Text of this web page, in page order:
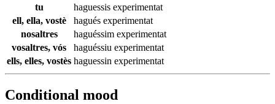
tu
haguessis experimentat
ell, ella, vostè
hagués experimentat
nosaltres
haguéssim experimentat
vosaltres, vós
haguéssiu experimentat
ells, elles, vostès haguessin experimentat
Conditional mood